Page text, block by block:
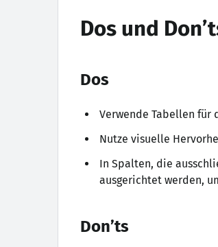
Dos und
Dos
Verwende Tabellen für
Nutze visuelle
In Spalten, die
ausgerichtet werden,
Don’ts